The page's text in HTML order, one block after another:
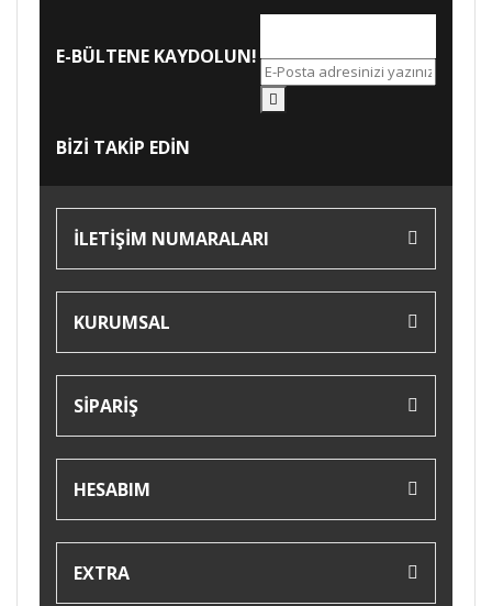
E-BÜLTENE KAYDOLUN!
BİZİ TAKİP EDİN
İLETİŞİM NUMARALARI
KURUMSAL
SİPARİŞ
HESABIM
EXTRA